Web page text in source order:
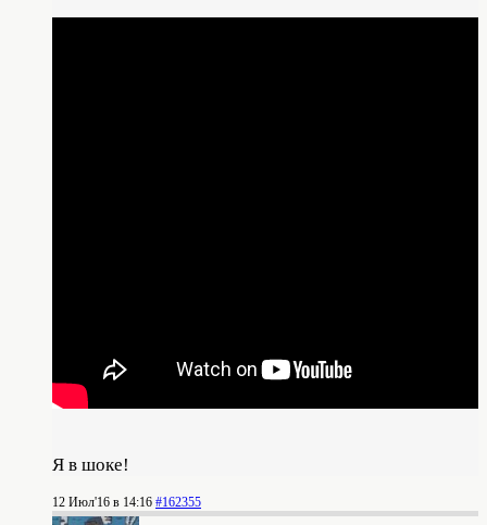
Я в шоке!
12 Июл'16 в 14:16 #162355